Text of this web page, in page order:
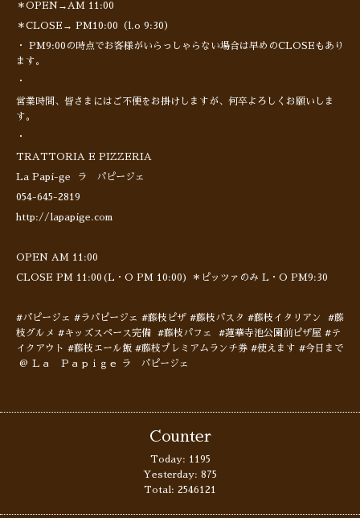
＊OPEN→AM 11:00
＊CLOSE→ PM10:00（l.o 9:30）
・ PM9:00の時点でお客様がいらっしゃらない場合は早めのCLOSEもあり
ます。
・
営業時間、皆さまにはご不便をお掛けしますが、何卒よろしくお願いしま
す。
・
TRATTORIA E PIZZERIA
La Papi-ge ラ パピージェ
054-645-2819
http://lapapige.com
OPEN AM 11:00
CLOSE PM 11:00(L・O PM 10:00) ＊ピッツァのみ L・O PM9:30
#パピージェ #ラパピージェ #藤枝ピザ #藤枝パスタ #藤枝イタリアン #藤
枝グルメ #キッズスペース完備 #藤枝パフェ #蓮華寺池公園前ピザ屋 #テ
イクアウト #藤枝エール飯 #藤枝プレミアムランチ券 #使えます #今日まで
@ Ｌａ Ｐａｐｉｇｅ ラ パピージェ
Counter
Today: 1195
Yesterday: 875
Total: 2546121